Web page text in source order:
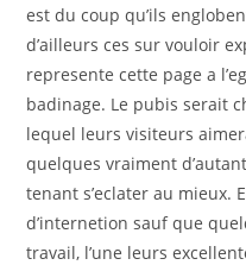
est du coup qu’ils
d’ailleurs ces sur vouloir
represente cette page a
badinage. Le pubis serait
lequel leurs visiteurs
quelques vraiment
tenant s’eclater au mieux.
d’internetion sauf que
travail, l’une leurs